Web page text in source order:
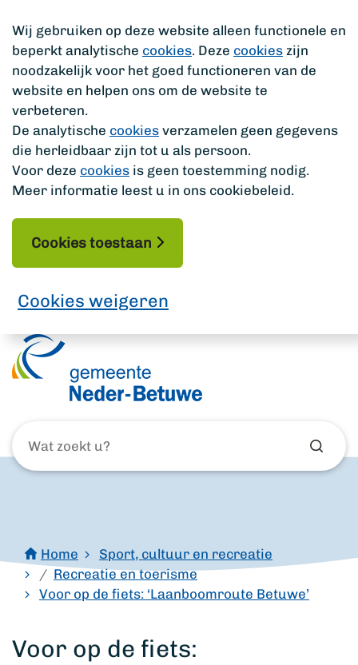
Wij gebruiken op deze website alleen functionele en
beperkt analytische cookies. Deze cookies zijn
noodzakelijk voor het goed functioneren van de
website en helpen ons om de website te
verbeteren.
De analytische cookies verzamelen geen gegevens
die herleidbaar zijn tot u als persoon.
Voor deze cookies is geen toestemming nodig.
Meer informatie leest u in ons cookiebeleid.
Cookies toestaan
Cookies weigeren
zoekt
u?
Home
Sport, cultuur en recreatie
Recreatie en toerisme
Voor op de fiets: ‘Laanboomroute Betuwe’
Voor op de fiets: